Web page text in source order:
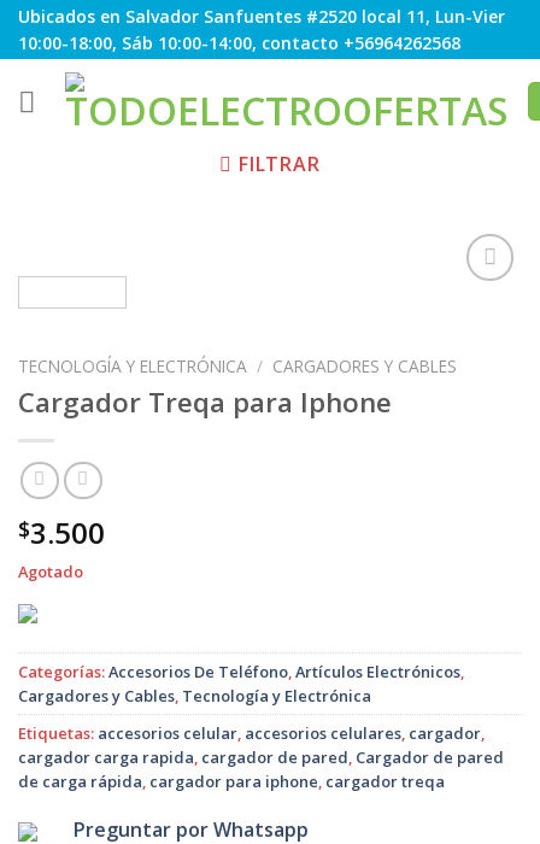
Skip
to
content
Ubicados en Salvador Sanfuentes #2520 local 11, Lun-Vier
10:00-18:00, Sáb 10:00-14:00, contacto +56964262568
FILTRAR
TECNOLOGÍA Y ELECTRÓNICA / CARGADORES Y CABLES
Cargador Treqa para Iphone
$3.500
Agotado
Categorías:Accesorios De Teléfono,Artículos Electrónicos,
Cargadores y Cables, Tecnología y Electrónica
Etiquetas: accesorios celular, accesorios celulares, cargador,
cargador carga rapida, cargador de pared, Cargador de pared
de carga rápida, cargador para iphone, cargador treqa
Preguntar por Whatsapp